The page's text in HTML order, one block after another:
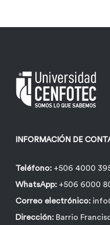
INFORMACIÓN DE
Teléfono: +506 4000
WhatsApp: +506 6000
Correo electrónico:
Dirección: Barrio